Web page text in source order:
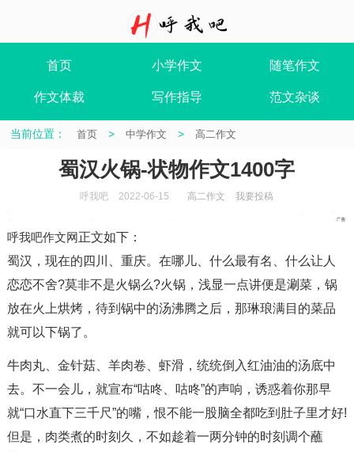
首页 小学作文 随笔作文
作文体裁 写作指导 范文杂谈
当前位置： 首页 > 中学作文 > 高二作文
蜀汉火锅-状物作文1400字
呼我吧 2022-06-15 高二作文 我要投稿
呼我吧作文网正文如下：
蜀汉，现在的四川、重庆。在哪儿、什么最有名、什么让人
恋恋不舍?莫非不是火锅么?火锅，浅显一点讲便是涮菜，锅
放在火上烘烤，待到锅中的汤沸腾之后，那琳琅满目的菜品
就可以下锅了。
牛肉丸、金针菇、羊肉卷、虾滑，统统倒入红油油的汤底中
去。不一会儿，就宣布“咕咚、咕咚”的声响，诱惑着你那早
就“口水直下三千尺”的嘴，恨不能一股脑全都吃到肚子里才好!
但是，肉类煮的时刻久，不如趁着一两分钟的时刻调个蘸